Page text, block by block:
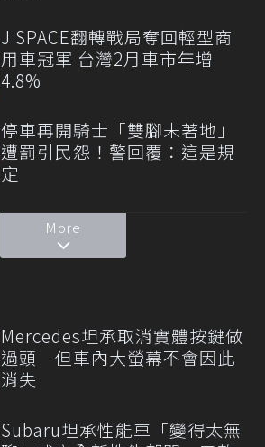
J SPACE翻轉戰局奪回輕型商
用車冠軍 台灣2月車市年增
4.8%
停車再開騎士「雙腳未著地」
遭罰引民怨！警回覆：這是規
定
More
Mercedes坦承取消實體按鍵做
過頭 但車內大螢幕不會因此
消失
Subaru坦承性能車「變得太無